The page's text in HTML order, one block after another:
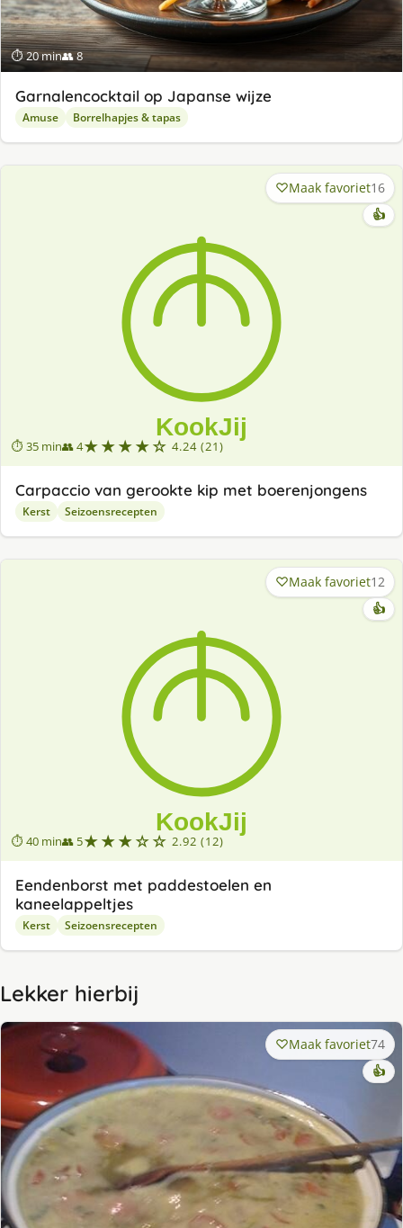
⏱ 20 min👥 8
Garnalencocktail op Japanse wijze
Amuse Borrelhapjes & tapas
⏱ 35 min👥 4★★★★☆ 4.24 (21)
Maak favoriet16
👍
Carpaccio van gerookte kip met boerenjongens
Kerst Seizoensrecepten
⏱ 40 min👥 5★★★☆☆ 2.92 (12)
Maak favoriet12
👍
Eendenborst met paddestoelen en
kaneelappeltjes
Kerst Seizoensrecepten
Lekker hierbij
Maak favoriet74
👍